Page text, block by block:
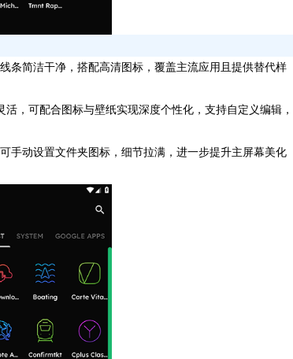
简洁干净，搭配高清图标，覆盖主流应用且提供替代样
可配合图标与壁纸实现深度个性化，支持自定义编辑，
动设置文件夹图标，细节拉满，进一步提升主屏幕美化